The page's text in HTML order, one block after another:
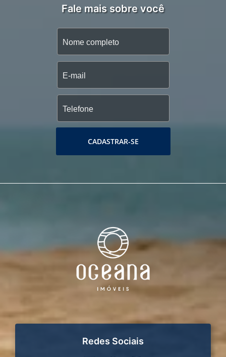
Fale mais sobre você
CADASTRAR-SE
Redes Sociais